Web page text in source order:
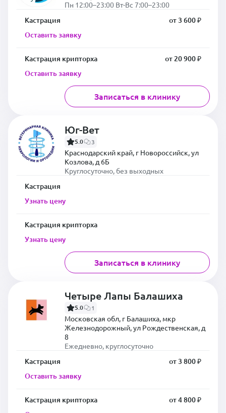
Пн 12:00–23:00 Вт-Вс 7:00–23:00
Кастрация
от 3 600 ₽
Оставить заявку
Кастрация крипторха
от 20 900 ₽
Оставить заявку
Записаться в клинику
Юг-Вет
5.0 3
Краснодарский край, г Новороссийск, ул
Козлова, д 6Б
Круглосуточно, без выходных
Кастрация
Узнать цену
Кастрация крипторха
Узнать цену
Записаться в клинику
Четыре Лапы Балашиха
5.0 1
Московская обл, г Балашиха, мкр
Железнодорожный, ул Рождественская, д
8
Ежедневно, круглосуточно
Кастрация
от 3 800 ₽
Оставить заявку
Кастрация крипторха
от 4 800 ₽